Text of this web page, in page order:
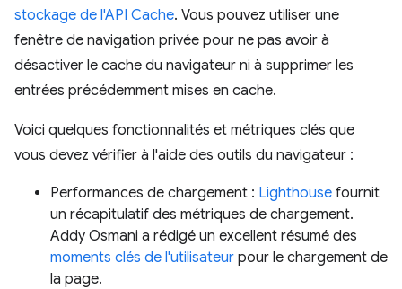
stockage de l'API Cache. Vous pouvez utiliser une
fenêtre de navigation privée pour ne pas avoir à
désactiver le cache du navigateur ni à supprimer les
entrées précédemment mises en cache.
Voici quelques fonctionnalités et métriques clés que
vous devez vérifier à l'aide des outils du navigateur :
Performances de chargement : Lighthouse fournit
un récapitulatif des métriques de chargement.
Addy Osmani a rédigé un excellent résumé des
moments clés de l'utilisateur pour le chargement de
la page.